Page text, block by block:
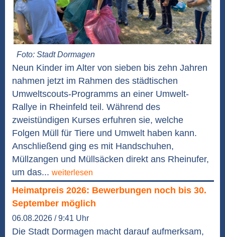
Foto: Stadt Dormagen
Neun Kinder im Alter von sieben bis zehn Jahren
nahmen jetzt im Rahmen des städtischen
Umweltscouts-Programms an einer Umwelt-
Rallye in Rheinfeld teil. Während des
zweistündigen Kurses erfuhren sie, welche
Folgen Müll für Tiere und Umwelt haben kann.
Anschließend ging es mit Handschuhen,
Müllzangen und Müllsäcken direkt ans Rheinufer,
um das... weiterlesen
Heimatpreis 2026: Bewerbungen noch bis 30.
September möglich
06.08.2026 / 9:41 Uhr
Die Stadt Dormagen macht darauf aufmerksam,